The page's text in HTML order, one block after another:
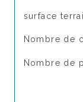
surface
Nombre de
Nombre de